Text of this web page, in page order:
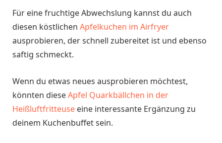
Für eine fruchtige Abwechslung kannst du auch
diesen köstlichen Apfelkuchen im Airfryer
ausprobieren, der schnell zubereitet ist und ebenso
saftig schmeckt.
Wenn du etwas neues ausprobieren möchtest,
könnten dieseApfel Quarkbällchen in der
Heißluftfritteuse eine interessante Ergänzung zu
deinem Kuchenbuffet sein.